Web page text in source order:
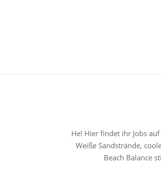
He! Hier findet ihr Jobs
Weiße Sandstrände,
Beach Balance